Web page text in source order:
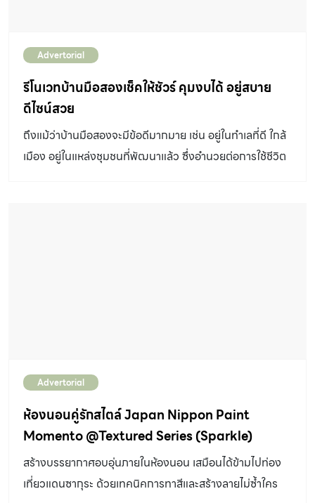
ติดกันเป็นก้อน น้ำไหลผ่านได้ดี หาซื้อง่าย มีหลายขนาด ได้แก่
โดยสามารถสั่งซื้อได้ที่ www.ct-homegarden.com หรือ
Facebook : Chia Tai Home Garden หรือ Line:
@homegarden (สำหรับ 5 ลิตร และ 20 ลิตร) ขนาดอื่น
สามารถหาซื้อได้ที่ตัวแทนจำหน่ายหรือร้านค้าเกษตรใกล้บ้าน
พีทมอส คือ อะไร? พีทมอสวัสุดปลูกประเภทหนึ่ง มีลักษณะ
Advertorial
รีโนเวทบ้านมือสองเช็คให้ชัวร์ คุมงบได้ อยู่สบาย
ดีไซน์สวย
ถึงแม้ว่าบ้านมือสองจะมีข้อดีมากมาย เช่น อยู่ในทำเลที่ดี ใกล้
เมือง อยู่ในแหล่งชุมชนที่พัฒนาแล้ว ซึ่งอำนวยต่อการใช้ชีวิต
ลูกค้าอยู่หลากหลายแห่ง ให้ความสะดวกสบายในการปรับปรุง
บ้านมือสองเป็นเรื่องง่าย เห็นภาพบ้านแบบใหม่ชัด รวดเร็ว
และคุมงบได้แม่นยำขึ้น ซึ่งมีข้อควรรู้เบื้องต้นดังนี้ 1| เช็คให้
อันดับแรกก่อนจะเลือกซื้อบ้านมือสองคือการสำรวจ
โครงสร้าง ที่ต้องแข็งแรงทั้งแนวดิ่งและแนวราบ ตัวบ้านไม่
Advertorial
ห้องนอนคู่รักสไตล์ Japan Nippon Paint
Momento @Textured Series (Sparkle)
สร้างบรรยากาศอบอุ่นภายในห้องนอน เสมือนได้ข้ามไปท่อง
เที่ยวแดนซากุระ ด้วยเทคนิคการทาสีและสร้างลายไม่ซ้ำใคร